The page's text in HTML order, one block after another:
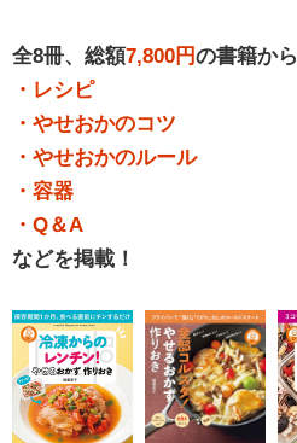
全8冊、総額7,800円の書籍から
・レシピ
・やせおかのコツ
・やせおかのルール
・容器
・Q＆A
などを掲載！